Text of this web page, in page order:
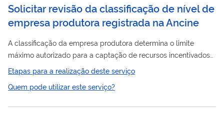
Solicitar revisão da classificação de nível de
empresa produtora registrada na Ancine
A classificação da empresa produtora determina o limite
máximo autorizado para a captação de recursos incentivados
ao abrigo de benefícios fiscais na esfera federal e conta pontos
em editais do Fundo Setorial do Audiovisual - FSA. É realizada
a partir do histórico de obras produzidas pela empresa
Etapas para a realização deste serviço
Quem pode utilizar este serviço?